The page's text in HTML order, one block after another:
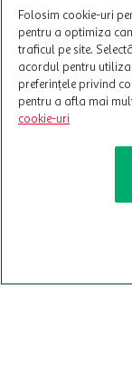
nu poate fi utilizat
activitati in afara
nu raspunde pentru
care aceste este
intretineri sau
Folosim cookie-uri
pentru a optimiza
traficul pe site.
acordul pentru
preferințele privind
pentru a afla mai
cookie-uri